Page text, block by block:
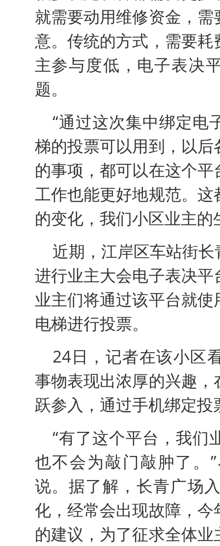
就需要动用维修资金，
意。传统的方式，需要
主参与度低，电子表决
题。
“通过这次集中绑定电
梯的投票可以用到，以
的事项，都可以在这个
工作也能更好地规范。
的变化，我们小区业主
近期，江岸区车站街
进行业主大会电子表决
业主们将通过该平台就
电梯进行投票。
24日，记者在该小区
事物表现出浓厚的兴趣
跃参入，通过手机绑定投
“有了这个平台，我们
也不会为敲门敲肿了。
说。据了解，长青广场
化，经常会出现故障，
的建议，为了征求全体